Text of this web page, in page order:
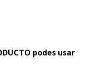
podes usar